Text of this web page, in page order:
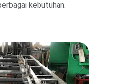
kebutuhan.